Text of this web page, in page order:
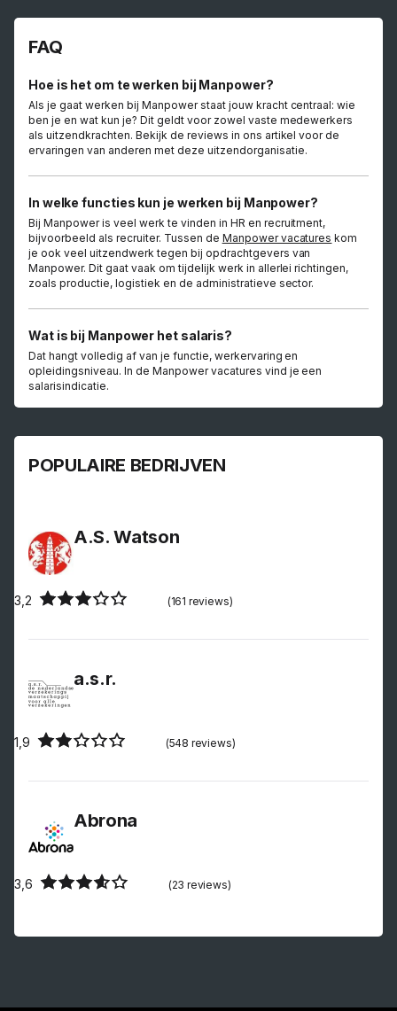
FAQ
Hoe is het om te werken bij Manpower?
Als je gaat werken bij Manpower staat jouw kracht centraal: wie
ben je en wat kun je? Dit geldt voor zowel vaste medewerkers
als uitzendkrachten. Bekijk de reviews in ons artikel voor de
ervaringen van anderen met deze uitzendorganisatie.
In welke functies kun je werken bij Manpower?
Bij Manpower is veel werk te vinden in HR en recruitment,
bijvoorbeeld als recruiter. Tussen de Manpower vacatures kom
je ook veel uitzendwerk tegen bij opdrachtgevers van
Manpower. Dit gaat vaak om tijdelijk werk in allerlei richtingen,
zoals productie, logistiek en de administratieve sector.
Wat is bij Manpower het salaris?
Dat hangt volledig af van je functie, werkervaring en
opleidingsniveau. In de Manpower vacatures vind je een
salarisindicatie.
POPULAIRE BEDRIJVEN
A.S. Watson
3,2 (161 reviews)
a.s.r.
1,9 (548 reviews)
Abrona
3,6 (23 reviews)